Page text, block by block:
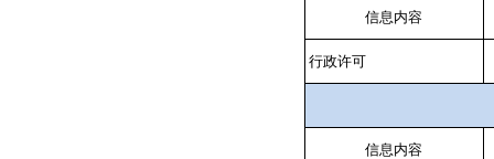
信息内容
行政许可
信息内容